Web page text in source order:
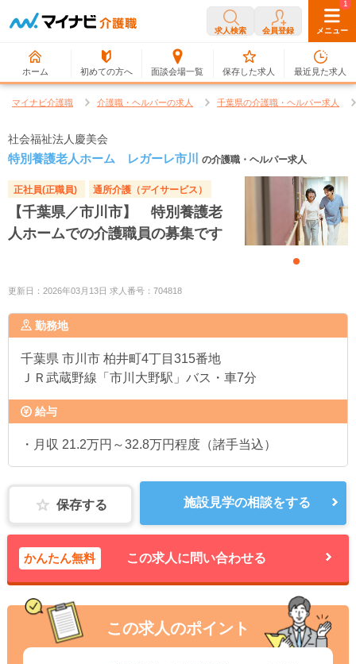
求人検索 会員登録 メニュー
ホーム 初めての方へ 面談会場一覧
0
保存した求人
1
最近見た求人
マイナビ介護職 介護職・ヘルパーの求人 千葉県の介護職・ヘルパー求人
社会福祉法人慶美会
特別養護老人ホーム レガーレ市川 の介護職・ヘルパー求人
正社員(正職員) 通所介護（デイサービス）
【千葉県／市川市】 特別養護老
人ホームでの介護職員の募集です
更新日：2026年03月13日 求人番号：704818
勤務地
千葉県 市川市 柏井町4丁目315番地
ＪＲ武蔵野線「市川大野駅」バス・車7分
給与
・月収 21.2万円～32.8万円程度（諸手当込）
保存する 施設見学の相談をする
かんたん無料 この求人に問い合わせる
この求人のポイント